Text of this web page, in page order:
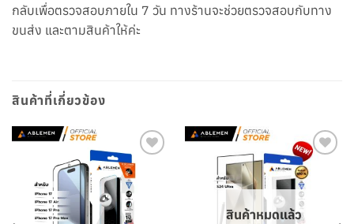
กลับเพื่อตรวจสอบภายใน 7 วัน ทางร้านจะช่วยตรวจสอบกับทาง
ขนส่ง และตามสินค้าให้ค่ะ
สินค้าที่เกี่ยวข้อง
เพิ่มใน
รายการ
รายการ
สินค้าหมดแล้ว